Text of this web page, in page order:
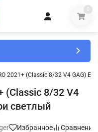
0
2021+ (Classic 8/32 V4 GAG)
(Classic 8/32 V4
светлый
Избранное Сравнение